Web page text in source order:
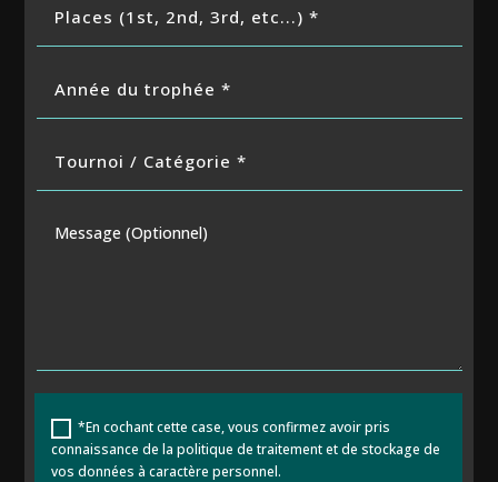
*En cochant cette case, vous confirmez avoir pris
connaissance de la politique de traitement et de stockage de
vos données à caractère personnel.